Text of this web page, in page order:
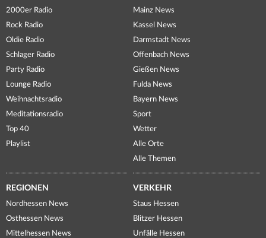
2000er Radio
Rock Radio
Oldie Radio
Schlager Radio
Party Radio
Lounge Radio
Weihnachtsradio
Meditationsradio
Top 40
Playlist
Mainz News
Kassel News
Darmstadt News
Offenbach News
Gießen News
Fulda News
Bayern News
Sport
Wetter
Alle Orte
Alle Themen
REGIONEN
Nordhessen News
Osthessen News
Mittelhessen News
VERKEHR
Staus Hessen
Blitzer Hessen
Unfälle Hessen